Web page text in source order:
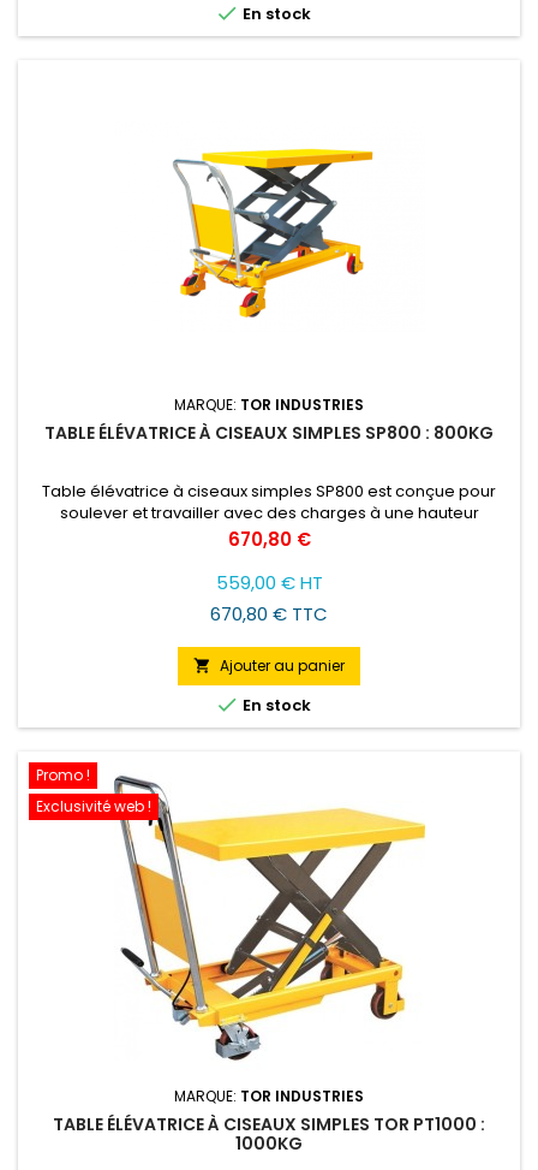
 En stock
MARQUE: TOR INDUSTRIES
TABLE ÉLÉVATRICE À CISEAUX SIMPLES SP800 : 800KG
Table élévatrice à ciseaux simples SP800 est conçue pour
soulever et travailler avec des charges à une hauteur
convenable pour l'opérateur.
Prix
670,80 €
559,00 € HT
670,80 € TTC
 Ajouter au panier
 En stock
Promo !
Exclusivité web !
MARQUE: TOR INDUSTRIES
TABLE ÉLÉVATRICE À CISEAUX SIMPLES TOR PT1000 :
1000KG